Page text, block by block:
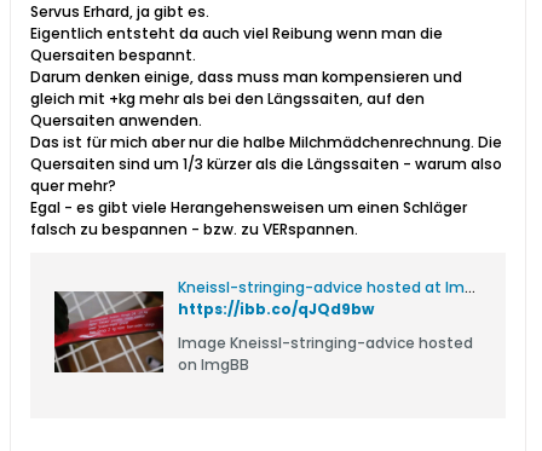
Servus Erhard, ja gibt es.
Eigentlich entsteht da auch viel Reibung wenn man die
Quersaiten bespannt.
Darum denken einige, dass muss man kompensieren und
gleich mit +kg mehr als bei den Längssaiten, auf den
Quersaiten anwenden.
Das ist für mich aber nur die halbe Milchmädchenrechnung. Die
Quersaiten sind um 1/3 kürzer als die Längssaiten - warum also
quer mehr?
Egal - es gibt viele Herangehensweisen um einen Schläger
falsch zu bespannen - bzw. zu VERspannen.
Kneissl-stringing-advice hosted at ImgBB
https://ibb.co/qJQd9bw
Image Kneissl-stringing-advice hosted
on ImgBB